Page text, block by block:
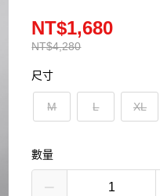
NT$4,280
NT$1,680
尺寸
M L XL
數量